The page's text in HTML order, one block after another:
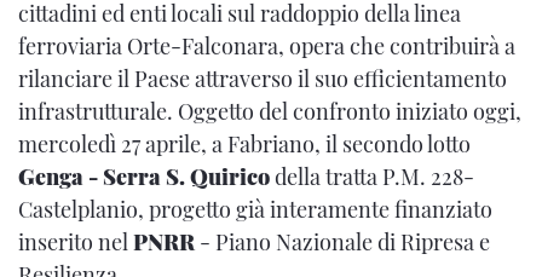
cittadini ed enti locali sul raddoppio della linea
ferroviaria Orte-Falconara, opera che contribuirà a
rilanciare il Paese attraverso il suo efficientamento
infrastrutturale. Oggetto del confronto iniziato oggi,
mercoledì 27 aprile, a Fabriano, il secondo lotto
Genga - Serra S. Quiricodella tratta P.M. 228-
Castelplanio, progetto già interamente finanziato
inserito nelPNRR - Piano Nazionale di Ripresa e